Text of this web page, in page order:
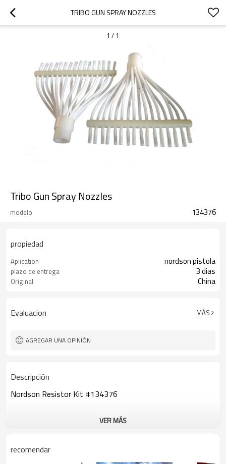
TRIBO GUN SPRAY NOZZLES
1 / 1
Tribo Gun Spray Nozzles
modelo 134376
propiedad
Aplication nordson pistola
plazo de entrega 3 dias
Original China
Evaluacion MÁS
AGREGAR UNA OPINIÓN
Descripción
Nordson Resistor Kit #134376
VER MÁS
recomendar